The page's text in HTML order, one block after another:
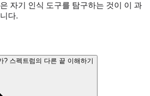
자기 인식 도구를 탐구하는 것이 이 과
다.
? 스펙트럼의 다른 끝 이해하기